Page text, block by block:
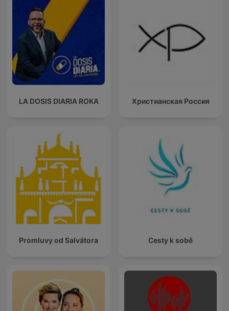
LA DOSIS DIARIA ROKA Христианская Россия
Promluvy od Salvátora Cesty k sobě